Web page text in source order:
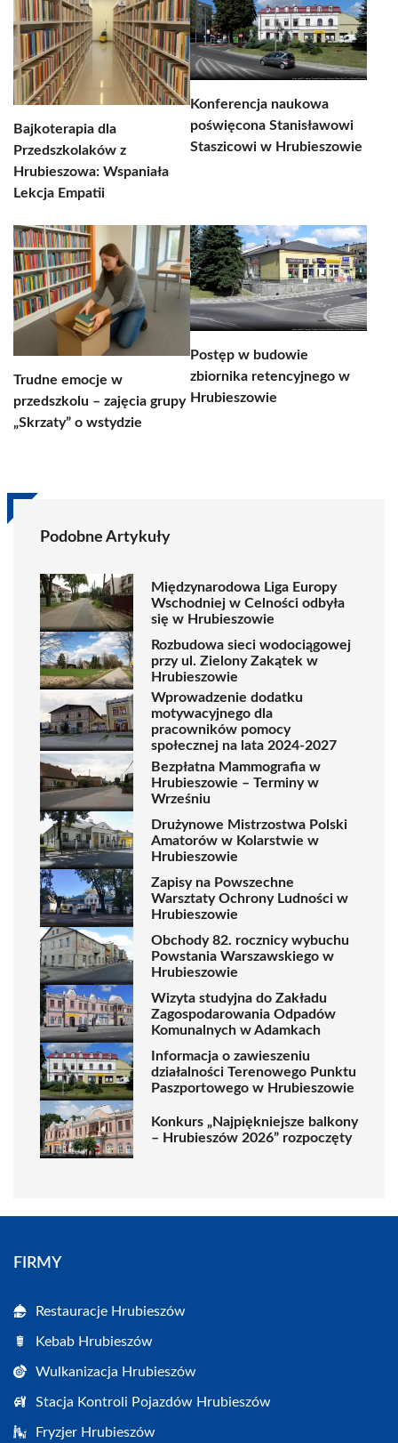
Bajkoterapia dla
Przedszkolaków z
Hrubieszowa: Wspaniała
Lekcja Empatii
Konferencja naukowa
poświęcona Stanisławowi
Staszicowi w Hrubieszowie
Trudne emocje w
przedszkolu – zajęcia grupy
„Skrzaty” o wstydzie
Postęp w budowie
zbiornika retencyjnego w
Hrubieszowie
Podobne Artykuły
Międzynarodowa Liga Europy
Wschodniej w Celności odbyła
się w Hrubieszowie
Rozbudowa sieci wodociągowej
przy ul. Zielony Zakątek w
Hrubieszowie
Wprowadzenie dodatku
motywacyjnego dla
pracowników pomocy
społecznej na lata 2024-2027
Bezpłatna Mammografia w
Hrubieszowie – Terminy w
Wrześniu
Drużynowe Mistrzostwa Polski
Amatorów w Kolarstwie w
Hrubieszowie
Zapisy na Powszechne
Warsztaty Ochrony Ludności w
Hrubieszowie
Obchody 82. rocznicy wybuchu
Powstania Warszawskiego w
Hrubieszowie
Wizyta studyjna do Zakładu
Zagospodarowania Odpadów
Komunalnych w Adamkach
Informacja o zawieszeniu
działalności Terenowego Punktu
Paszportowego w Hrubieszowie
Konkurs „Najpiękniejsze balkony
– Hrubieszów 2026” rozpoczęty
FIRMY
Restauracje Hrubieszów
Kebab Hrubieszów
Wulkanizacja Hrubieszów
Stacja Kontroli Pojazdów Hrubieszów
Fryzjer Hrubieszów